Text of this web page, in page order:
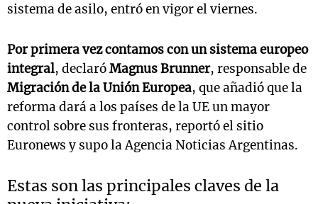
sistema de asilo, entró en vigor el viernes.
Por primera vez contamos con un sistema europeo
integral, declaróMagnus Brunner, responsable de
Migración de la Unión Europea, que añadió que la
reforma dará a los países de la UE un mayor
control sobre sus fronteras, reportó el sitio
Euronews y supo la Agencia Noticias Argentinas.
Estas son las principales claves de la